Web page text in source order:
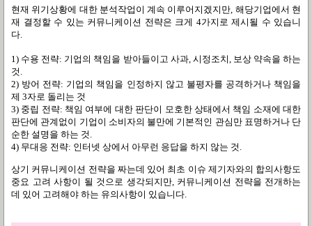
현재 위기상황에 대한 분석작업이 계속 이루어지겠지만, 해당기업에서 현
재 결정할 수 있는 커뮤니케이션 전략은 크게 4가지로 제시될 수 있습니
다.
1) 수용 전략: 기업의 책임을 받아들이고 사과, 시정조치, 보상 약속을 하는
것.
2) 방어 전략: 기업의 책임을 인정하지 않고 불평자를 공격하거나 책임을
제 3자로 돌리는 것
3) 중립 전략: 책임 여부에 대한 판단이 모호한 상태에서 책임 소재에 대한
판단에 관계없이 기업이 소비자의 불만에 기본적인 관심만 표명하거나 단
순한 설명을 하는 것.
4) 무대응 전략: 인터넷 상에서 아무런 응답을 하지 않는 것.
상기 커뮤니케이션 전략을 짜는데 있어 최초 이슈 제기자와의 합의사항도
중요 고려 사항이 될 것으로 생각되지만, 커뮤니케이션 전략을 전개하는
데 있어 고려해야 하는 유의사항이 있습니다.